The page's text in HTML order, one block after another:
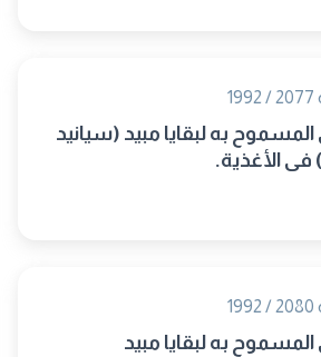
به لبقايا مبيد (سيانيد
فى الأغذية.
به لبقايا مبيد